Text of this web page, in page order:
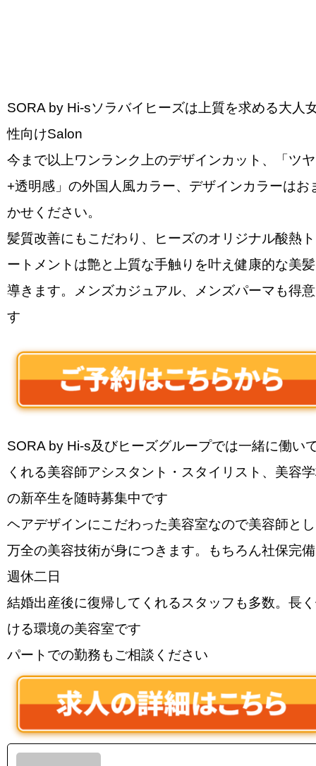
SORA by Hi-sソラバイヒーズは上質を求める大人
性向けSalon
今まで以上ワンランク上のデザインカット、「ツヤ
+透明感」の外国人風カラー、デザインカラーはお
かせください。
髪質改善にもこだわり、ヒーズのオリジナル酸熱
ートメントは艶と上質な手触りを叶え健康的な美
導きます。メンズカジュアル、メンズパーマも得
す
SORA by Hi-s及びヒーズグループでは一緒に働い
くれる美容師アシスタント・スタイリスト、美容
の新卒生を随時募集中です
ヘアデザインにこだわった美容室なので美容師と
万全の美容技術が身につきます。もちろん社保完
週休二日
結婚出産後に復帰してくれるスタッフも多数。長
ける環境の美容室です
パートでの勤務もご相談ください